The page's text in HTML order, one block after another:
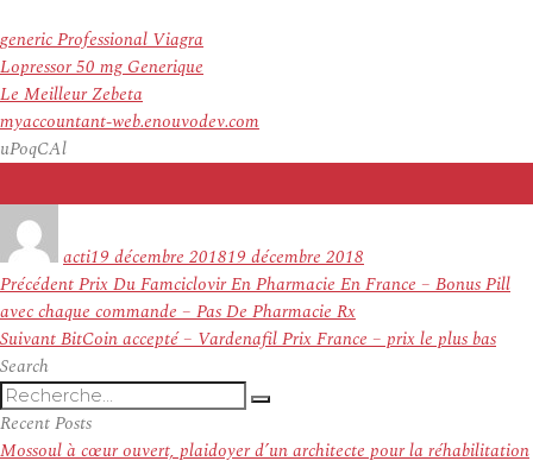
generic Professional Viagra
Lopressor 50 mg Generique
Le Meilleur Zebeta
myaccountant-web.enouvodev.com
uPoqCAl
actile
19 décembre 201819 décembre 2018
Navigation
de
l’article
PrécédentArticle
précédent :
Prix Du Famciclovir En Pharmacie En France – Bonus Pill
avec chaque commande – Pas De Pharmacie Rx
SuivantArticle
BitCoin accepté – Vardenafil Prix France – prix le plus bas
Search
Recherche
pour
:
Recherche
Recent Posts
Mossoul à cœur ouvert, plaidoyer d’un architecte pour la réhabilitation